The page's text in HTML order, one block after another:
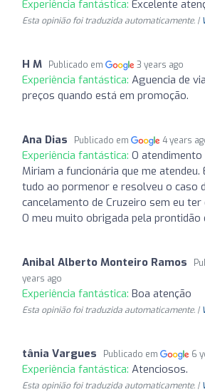
Experiência fantástica: Excelente
Esta opinião foi traduzida automaticamente. |
H M Publicado em 3 years ago
Experiência fantástica: Aguencia de
preços quando está em promoção.
Ana Dias Publicado em 4 years
Experiência fantástica: O
Miriam a funcionária que me atendeu.
tudo ao pormenor e resolveu o caso
cancelamento de Cruzeiro sem eu ter
O meu muito obrigada pela prontidão
Anibal Alberto Monteiro Ramos
years ago
Experiência fantástica: Boa atenção
Esta opinião foi traduzida automaticamente. |
tânia Vargues Publicado em 6
Experiência fantástica: Atenciosos.
Esta opinião foi traduzida automaticamente. |